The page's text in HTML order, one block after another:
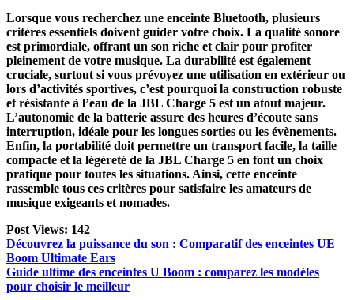
Lorsque vous recherchez une enceinte Bluetooth, plusieurs
critères essentiels doivent guider votre choix. La qualité sonore
est primordiale, offrant un son riche et clair pour profiter
pleinement de votre musique. La durabilité est également
cruciale, surtout si vous prévoyez une utilisation en extérieur ou
lors d’activités sportives, c’est pourquoi la construction robuste
et résistante à l’eau de la JBL Charge 5 est un atout majeur.
L’autonomie de la batterie assure des heures d’écoute sans
interruption, idéale pour les longues sorties ou les évènements.
Enfin, la portabilité doit permettre un transport facile, la taille
compacte et la légèreté de la JBL Charge 5 en font un choix
pratique pour toutes les situations. Ainsi, cette enceinte
rassemble tous ces critères pour satisfaire les amateurs de
musique exigeants et nomades.
Post Views: 142
Navigation
de
l’article
Découvrez la puissance du son : Comparatif des enceintes UE
Boom Ultimate Ears
Guide ultime des enceintes U Boom : comparez les modèles
pour choisir le meilleur